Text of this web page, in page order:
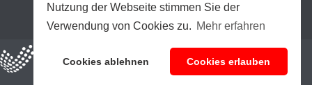
Nutzung der Webseite stimmen Sie der
Verwendung von Cookies zu. Mehr erfahren
Cookies ablehnen Cookies erlauben